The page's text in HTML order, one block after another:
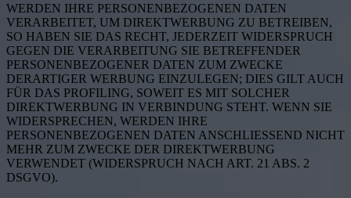
WERDEN IHRE PERSONENBEZOGENEN DATEN
VERARBEITET, UM DIREKTWERBUNG ZU BETREIBEN,
SO HABEN SIE DAS RECHT, JEDERZEIT WIDERSPRUCH
GEGEN DIE VERARBEITUNG SIE BETREFFENDER
PERSONENBEZOGENER DATEN ZUM ZWECKE
DERARTIGER WERBUNG EINZULEGEN; DIES GILT AUCH
FÜR DAS PROFILING, SOWEIT ES MIT SOLCHER
DIREKTWERBUNG IN VERBINDUNG STEHT. WENN SIE
WIDERSPRECHEN, WERDEN IHRE
PERSONENBEZOGENEN DATEN ANSCHLIESSEND NICHT
MEHR ZUM ZWECKE DER DIREKTWERBUNG
VERWENDET (WIDERSPRUCH NACH ART. 21 ABS. 2
DSGVO).